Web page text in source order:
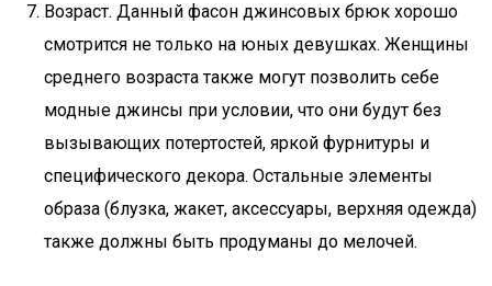
Возраст. Данный фасон джинсовых брюк хорошо
смотрится не только на юных девушках. Женщины
среднего возраста также могут позволить себе
модные джинсы при условии, что они будут без
вызывающих потертостей, яркой фурнитуры и
специфического декора. Остальные элементы
образа (блузка, жакет, аксессуары, верхняя одежда)
также должны быть продуманы до мелочей.